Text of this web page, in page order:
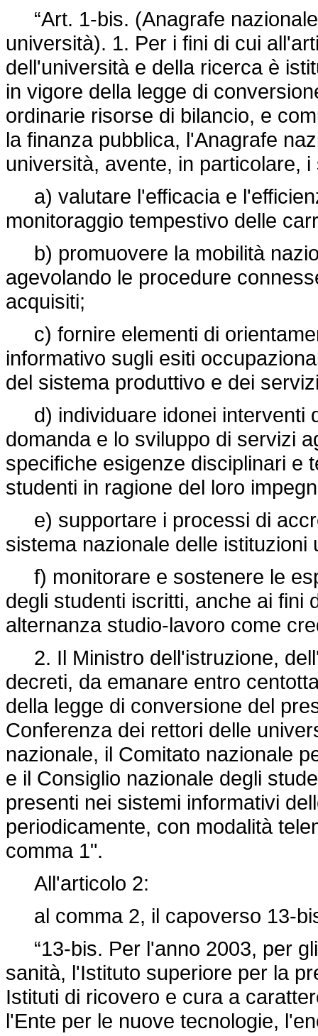
“Art. 1-bis. (Anagrafe
università). 1. Per i fini di cui
dell'università e della ricerca è
in vigore della legge di
ordinarie risorse di bilancio, e
la finanza pubblica, l'Anagrafe
università, avente, in particolare,
a) valutare l'efficacia e
monitoraggio tempestivo delle
b) promuovere la mobilità
agevolando le procedure
acquisiti;
c) fornire elementi di
informativo sugli esiti
del sistema produttivo e dei
d) individuare idonei interventi
domanda e lo sviluppo di servizi
specifiche esigenze disciplinari e
studenti in ragione del loro
e) supportare i processi di
sistema nazionale delle istituzioni
f) monitorare e sostenere le
degli studenti iscritti, anche ai fini
alternanza studio-lavoro come
2. Il Ministro dell'istruzione,
decreti, da emanare entro
della legge di conversione del
Conferenza dei rettori delle
nazionale, il Comitato nazionale
e il Consiglio nazionale degli
presenti nei sistemi informativi
periodicamente, con modalità
comma 1".
All'articolo 2:
al comma 2, il capoverso 13-
“13-bis. Per l'anno 2003, per
sanità, l'Istituto superiore per la
Istituti di ricovero e cura a
l'Ente per le nuove tecnologie,